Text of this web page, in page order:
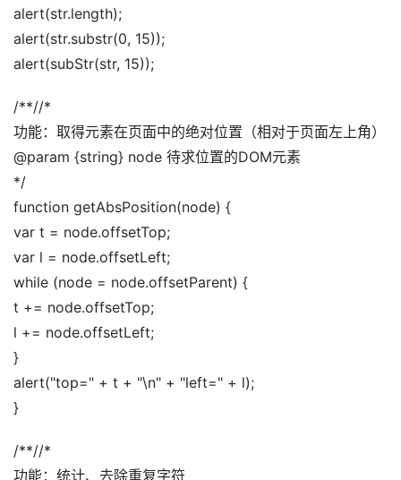
alert(str.length);
alert(str.substr(0, 15));
alert(subStr(str, 15));
/**//*
@param {string} node 待求位置的DOM元素
*/
function getAbsPosition(node) {
var t = node.offsetTop;
var l = node.offsetLeft;
while (node = node.offsetParent) {
t += node.offsetTop;
l += node.offsetLeft;
}
alert("top=" + t + "\n" + "left=" + l);
}
/**//*
功能：统计、去除重复字符